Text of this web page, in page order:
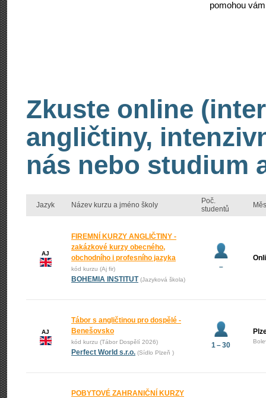
pomohou
Zkuste online
angličtiny,
nás nebo studium
Jazyk Název kurzu a jméno školy
Poč.
studentů
AJ
FIREMNÍ KURZY ANGLIČTINY -
zakázkové kurzy obecného,
obchodního i profesního jazyka
kód kurzu (Aj fir)
BOHEMIA INSTITUT (Jazyková škola)
–
AJ
Tábor s angličtinou pro dospělé -
Benešovsko
kód kurzu (Tábor Dospělí 2026)
Perfect World s.r.o. (Sídlo Plzeň )
1 – 30
POBYTOVÉ ZAHRANIČNÍ KURZY